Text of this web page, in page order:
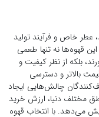
قهوه قوی
می‌شناسیم ارائه...